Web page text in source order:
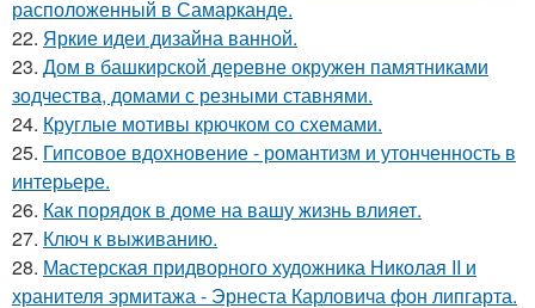
расположенный в Самарканде.
22. Яркие идеи дизайна ванной.
23. Дом в башкирской деревне окружен памятниками
зодчества, домами с резными ставнями.
24. Круглые мотивы крючком со схемами.
25. Гипсовое вдохновение - романтизм и утонченность в
интерьере.
26. Как порядок в доме на вашу жизнь влияет.
27. Ключ к выживанию.
28. Мастерская придворного художника Николая II и
хранителя эрмитажа - Эрнеста Карловича фон липгарта.